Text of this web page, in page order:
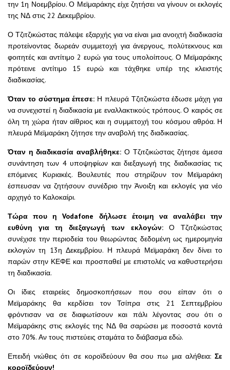
την 1η Νοεμβρίου. Ο Μεϊμαράκης είχε ζητήσει να γίνουν οι εκλογές
της ΝΔ στις 22 Δεκεμβρίου.
Ο Τζιτζικώστας πάλεψε εξαρχής για να είναι μια ανοιχτή διαδικασία
προτείνοντας δωρεάν συμμετοχή για άνεργους, πολύτεκνους και
φοιτητές και αντίτιμο 2 ευρώ για τους υπολοίπους. Ο Μεϊμαράκης
πρότεινε αντίτιμο 15 ευρώ και τάχθηκε υπέρ της κλειστής
διαδικασίας.
Όταν το σύστημα έπεσε: Η πλευρά Τζιτζικώστα έδωσε μάχη για
να συνεχιστεί η διαδικασία με εναλλακτικούς τρόπους. Ο καιρός σε
όλη τη χώρα ήταν αίθριος και η συμμετοχή του κόσμου αθρόα. Η
πλευρά Μεϊμαράκη ζήτησε την αναβολή της διαδικασίας.
Όταν η διαδικασία αναβλήθηκε: Ο Τζιτζικώστας ζήτησε άμεσα
συνάντηση των 4 υποψηφίων και διεξαγωγή της διαδικασίας τις
επόμενες Κυριακές. Βουλευτές που στηρίζουν τον Μεϊμαράκη
έσπευσαν να ζητήσουν συνέδριο την Άνοιξη και εκλογές για νέο
αρχηγό το Καλοκαίρι.
Τώρα που η Vodafone δήλωσε έτοιμη να αναλάβει την
ευθύνη για τη διεξαγωγή των εκλογών:Ο Τζιτζικώστας
συνέχισε την περιοδεία του θεωρώντας δεδομένη ως ημερομηνία
εκλογών τη 13η Δεκεμβρίου. Η πλευρά Μεϊμαράκη δεν δίνει το
παρών στην ΚΕΦΕ και προσπαθεί με επιστολές να καθυστερήσει
τη διαδικασία.
Οι ίδιες εταιρείες δημοσκοπήσεων που σου είπαν ότι ο
Μεϊμαράκης θα κερδίσει τον Τσίπρα στις 21 Σεπτεμβρίου
φρόντισαν να σε διαφωτίσουν και πάλι λέγοντας σου ότι ο
Μεϊμαράκης στις εκλογές της ΝΔ θα σαρώσει με ποσοστά κοντά
στο 70%. Αν τους πιστεύεις σταμάτα το διάβασμα εδώ.
Επειδή νιώθεις ότι σε κοροϊδεύουν θα σου πω μια αλήθεια: Σε
κοροϊδεύουν!